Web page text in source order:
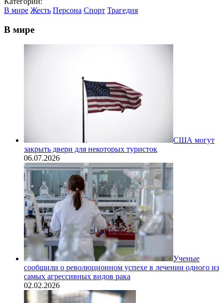
В мире Жесть Персона Спорт Трагедия
В мире
США могут
закрыть двери для некоторых туристок
06.07.2026
Ученые
сообщили о революционном успехе в лечении одного из
самых агрессивных видов рака
02.02.2026